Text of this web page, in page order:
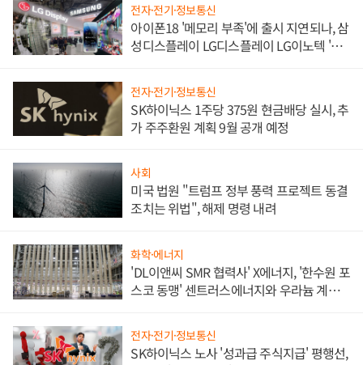
전자·전기·정보통신
아이폰18 '메모리 부족'에 출시 지연되나, 삼
성디스플레이 LG디스플레이 LG이노텍 '탈
전자·전기·정보통신
SK하이닉스 1주당 375원 현금배당 실시, 추
가 주주환원 계획 9월 공개 예정
사회
미국 법원 "트럼프 정부 풍력 프로젝트 동결
조치는 위법", 해제 명령 내려
화학·에너지
'DL이앤씨 SMR 협력사' X에너지, '한수원 포
스코 동맹' 센트러스에너지와 우라늄 계약
전자·전기·정보통신
SK하이닉스 노사 '성과급 주식지급' 평행선,